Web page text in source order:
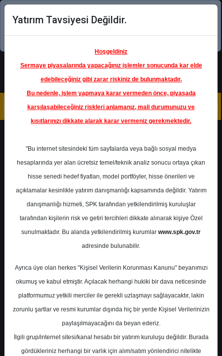
Şimdi uygulamayı indirin!
KRDMD- KARDEMİR KARABÜK
DEMİR ÇELİK (D)
Hedef Fiyat 44.00 ₺
Getiri
%0.00
0
Get.
0
Salı, 07 Kasım 2023
Yatırım Tavsiyesi Değildir.
Hoşgeldiniz
Sermaye piyasalarında yapacağınız işlemler sonucunda kar elde
edebileceğiniz gibi zarar riskiniz de bulunmaktadır.
Bu nedenle, işlem yapmaya karar vermeden önce, piyasada
karşılaşabileceğiniz riskleri anlamanız, mali durumunuzu ve
kısıtlarınızı dikkate alarak karar vermeniz gerekmektedir.
"Bu internet sitesindeki tüm sayfalarda veya bağlı sosyal medya
hesaplarında yer alan ücretsiz temel/teknik analiz sonucu ortaya çıkan
hisse senedi hedef fiyatları, model portföyler, hisse önerileri ve
açıklamalar kesinlikle yatırım danışmanlığı kapsamında değildir. Yatırım
danışmanlığı hizmeti, SPK tarafından yetkilendirilmiş kuruluşlar
tarafından kişilerin risk ve getiri tercihleri dikkate alınarak kişiye Özel
sunulmaktadır. Bu alanda yetkilendirilmiş kurumlar www.spk.gov.tr
adresinde bulunabilir.
Ayrıca üye olan herkes "Kişisel Verilerin Korunması Kanunu" beyanımızı
okumuş ve kabul etmiştir. Açılacak herhangi hukiki bir dava neticesinde
platformumuz yetkili merciler ile gerekli uzlaşmayı sağlayacaktır, lakin
zorunlu şartlar ve resmi kurumlar dışında hiç bir yerde Kişisel Verilerinizin
paylaşılmayacağını da beyan ederiz.
İlgili grup/internet sitesi/kanal hesabı bir yatırım kuruluşu değildir. Burada
gördükleriniz herhangi bir varlık için alım/satım yönlendirici nitelikte